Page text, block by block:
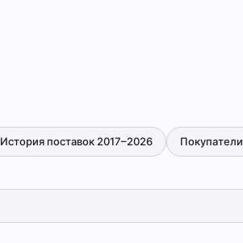
История поставок 2017–2026 Покупатели